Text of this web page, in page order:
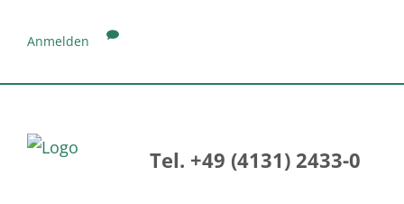
Anmelden
Tel. +49 (4131) 2433-0